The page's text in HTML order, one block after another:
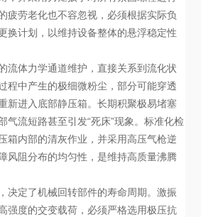
疲劳老化也不容忽视，必须根据实际负
换计划，以维持设备整体的悬浮稳定性
流体力学通道维护，直接关系到流化状
程中产生的极细微粉尘，部分可能穿透
新进入底部静压箱。长期积聚极易堵塞
气流短路甚至引发“死床”现象。标准化检
箱内部的清灰作业，并采用高压气枪逆
风阻分布的均匀性，是维持高质量沸腾
决定了机械回转部件的寿命周期。激振
强度的交变载荷，必须严格选用极压抗